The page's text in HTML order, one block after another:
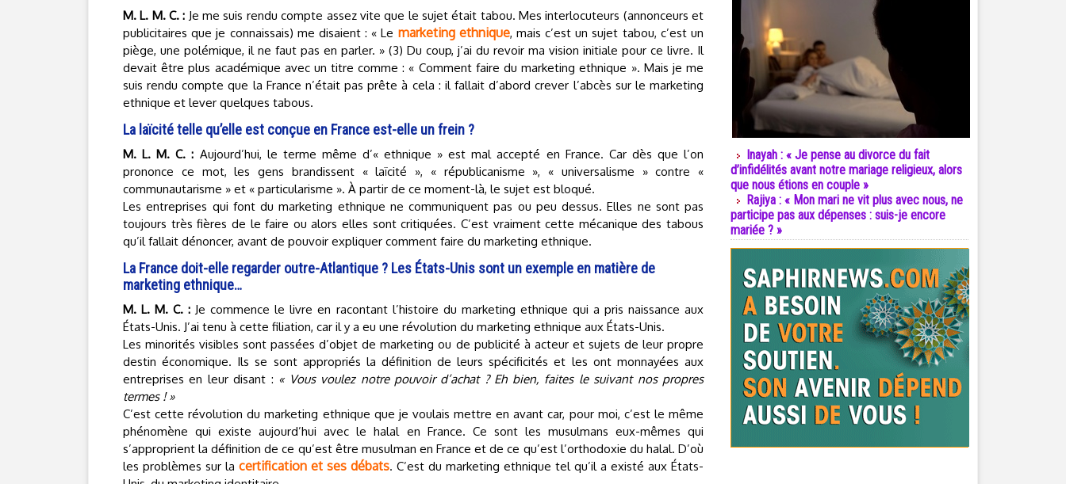
M. L. M. C. : Je me suis rendu compte assez vite que le sujet était tabou. Mes interlocuteurs (annonceurs et
publicitaires que je connaissais) me disaient : « Le marketing ethnique, mais c’est un sujet tabou, c’est un
piège, une polémique, il ne faut pas en parler. » (3) Du coup, j’ai du revoir ma vision initiale pour ce livre. Il
devait être plus académique avec un titre comme : « Comment faire du marketing ethnique ». Mais je me
suis rendu compte que la France n’était pas prête à cela : il fallait d’abord crever l’abcès sur le marketing
ethnique et lever quelques tabous.
La laïcité telle qu’elle est conçue en France est-elle un frein ?
M. L. M. C. : Aujourd’hui, le terme même d’« ethnique » est mal accepté en France. Car dès que l’on
prononce ce mot, les gens brandissent « laïcité », « républicanisme », « universalisme » contre «
communautarisme » et « particularisme ». À partir de ce moment-là, le sujet est bloqué.
Les entreprises qui font du marketing ethnique ne communiquent pas ou peu dessus. Elles ne sont pas
toujours très fières de le faire ou alors elles sont critiquées. C’est vraiment cette mécanique des tabous
qu’il fallait dénoncer, avant de pouvoir expliquer comment faire du marketing ethnique.
La France doit-elle regarder outre-Atlantique ? Les États-Unis sont un exemple en matière de
marketing ethnique…
M. L. M. C. : Je commence le livre en racontant l’histoire du marketing ethnique qui a pris naissance aux
États-Unis. J’ai tenu à cette filiation, car il y a eu une révolution du marketing ethnique aux États-Unis.
Les minorités visibles sont passées d’objet de marketing ou de publicité à acteur et sujets de leur propre
destin économique. Ils se sont appropriés la définition de leurs spécificités et les ont monnayées aux
entreprises en leur disant : « Vous voulez notre pouvoir d’achat ? Eh bien, faites le suivant nos propres
termes ! »
C’est cette révolution du marketing ethnique que je voulais mettre en avant car, pour moi, c’est le même
phénomène qui existe aujourd’hui avec le halal en France. Ce sont les musulmans eux-mêmes qui
s’approprient la définition de ce qu’est être musulman en France et de ce qu’est l’orthodoxie du halal. D’où
les problèmes sur la certification et ses débats. C’est du marketing ethnique tel qu’il a existé aux États-
Inayah : « Je pense au divorce du fait
d’infidélités avant notre mariage religieux, alors
que nous étions en couple »
Rajiya : « Mon mari ne vit plus avec nous, ne
participe pas aux dépenses : suis-je encore
mariée ? »